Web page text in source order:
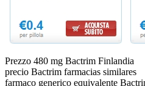
Prezzo 480 mg Bactrim Finlandia
precio Bactrim farmacias similares
farmaco generico equivalente